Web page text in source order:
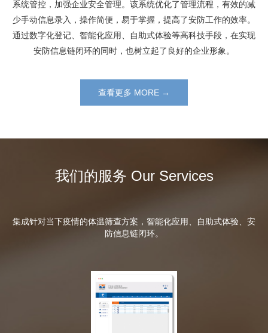
系统管控，加强企业安全管理。该系统优化了管理流程，有效的减
少手动信息录入，操作简便，易于掌握，提高了安防工作的效率。
通过数字化登记、智能化应用、自助式体验等高科技手段，在实现
安防信息链闭环的同时，也树立起了良好的企业形象。
查看更多 MORE →
我们的服务 Our Services
集成针对当下疫情的体温筛查方案，智能化应用、自助式体验、安
防信息链闭环。